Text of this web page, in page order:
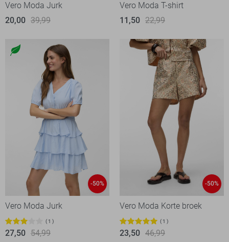
Vero Moda Jurk
20,00 39,99
Vero Moda T-shirt
11,50 22,99
-50%
Vero Moda Jurk
1
27,50 54,99
-50%
Vero Moda Korte broek
1
23,50 46,99